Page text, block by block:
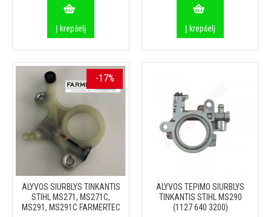
Į krepšelį Į krepšelį
-17%
ALYVOS SIURBLYS TINKANTIS
STIHL MS271, MS271C,
MS291, MS291C FARMERTEC
ALYVOS TEPIMO SIURBLYS
TINKANTIS STIHL MS290
(1127 640 3200)